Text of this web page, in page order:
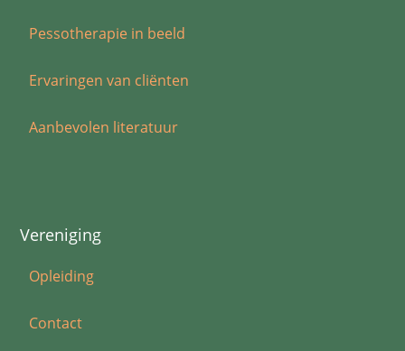
Pessotherapie in beeld
Ervaringen van cliënten
Aanbevolen literatuur
Vereniging
Opleiding
Contact